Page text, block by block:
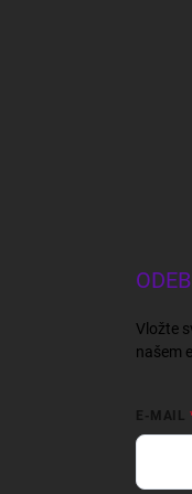
Vložte
našem
E-MAIL